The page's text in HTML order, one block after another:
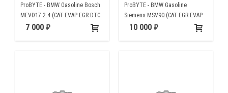
ProBYTE - BMW Gasoline Bosch
MEVD17.2.4 (CAT EVAP EGR DTC
off)7 000
ProBYTE - BMW Gasoline
Siemens MSV90 (CAT EGR EVAP
DTC OFF)
10 000